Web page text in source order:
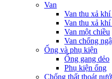
Van
Van thu xả khí
Van thu xả
Van một chiều
Van chống
Ống và phụ kiện
Ống gang dẻo
Phụ kiện ống
Chống thất thoát